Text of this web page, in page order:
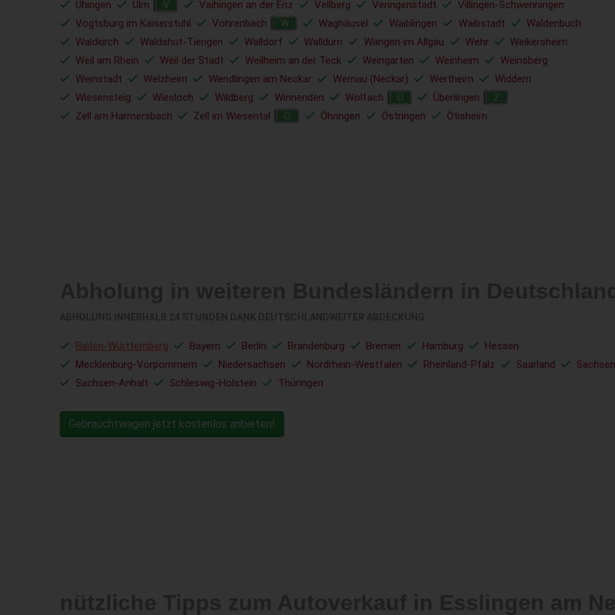
Uhingen Ulm V Vaihingen an der Enz Vellberg Veringenstadt
Villingen-Schwenningen
Vogtsburg im Kaiserstuhl
Vöhrenbach W Waghäusel Waiblingen Waibstadt
Waldenbuch
Waldkirch
Waldshut-Tiengen Walldorf Walldürn Wangen im Allgäu Wehr
Weikersheim
Weil am Rhein
Weil der Stadt Weilheim an der Teck Weingarten Weinheim
Weinsberg
Weinstadt
Welzheim Wendlingen am Neckar Wernau (Neckar) Wertheim
Widdern
Wiesensteig
Wiesloch Wildberg Winnenden Wolfach Ü Überlingen Z
Zell am Harmersbach Zell im Wiesental Ö Öhringen Östringen Ötisheim
Baden-Württemberg Bayern Berlin Brandenburg Bremen Hamburg
Hessen
Mecklenburg-Vorpommern
Niedersachsen Nordrhein-Westfalen Rheinland-Pfalz Saarland
Sachsen
Sachsen-Anhalt
Schleswig-Holstein Thüringen
Gebrauchtwagen jetzt kostenlos anbieten!